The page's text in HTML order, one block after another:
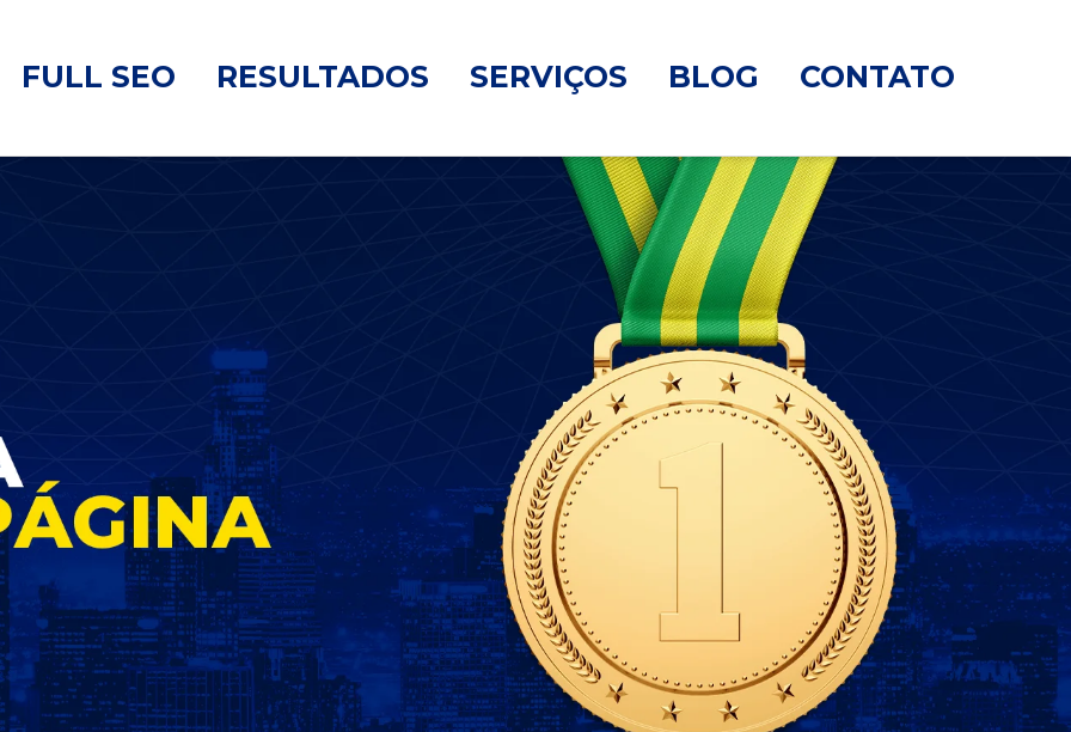
FULL SEO RESULTADOS SERVIÇOS BLOG CONTATO